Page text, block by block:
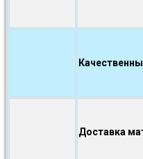
Доставка